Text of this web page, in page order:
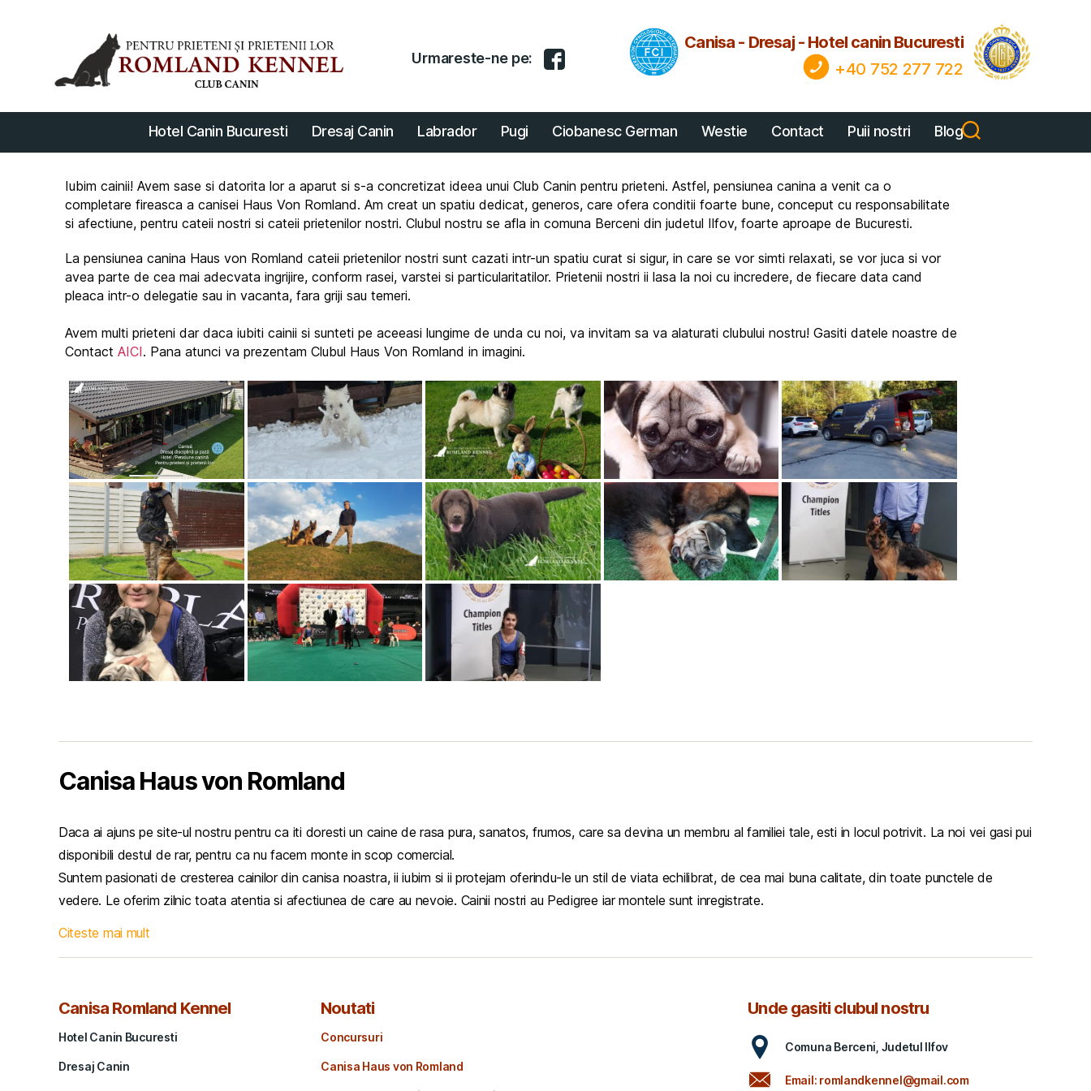
si
Club
Canisa
Bucuresti
Urmareste-ne pe:
Canisa - Dresaj - Hotel canin Bucuresti
+40 752 277 722
Hotel Canin Bucuresti Dresaj Canin Labrador Pugi Ciobanesc German Westie Contact Puii nostri Blog
Iubim cainii! Avem sase si datorita lor a aparut si s-a concretizat ideea unui Club Canin pentru prieteni. Astfel, pensiunea canina a venit ca o
completare fireasca a canisei Haus Von Romland. Am creat un spatiu dedicat, generos, care ofera conditii foarte bune, conceput cu responsabilitate
si afectiune, pentru cateii nostri si cateii prietenilor nostri. Clubul nostru se afla in comuna Berceni din judetul Ilfov, foarte aproape de Bucuresti.
La pensiunea canina Haus von Romland cateii prietenilor nostri sunt cazati intr-un spatiu curat si sigur, in care se vor simti relaxati, se vor juca si vor
avea parte de cea mai adecvata ingrijire, conform rasei, varstei si particularitatilor. Prietenii nostri ii lasa la noi cu incredere, de fiecare data cand
pleaca intr-o delegatie sau in vacanta, fara griji sau temeri.
Avem multi prieteni dar daca iubiti cainii si sunteti pe aceeasi lungime de unda cu noi, va invitam sa va alaturati clubului nostru! Gasiti datele noastre de
Contact AICI. Pana atunci va prezentam Clubul Haus Von Romland in imagini.
Canisa Haus von Romland
Daca ai ajuns pe site-ul nostru pentru ca iti doresti un caine de rasa pura, sanatos, frumos, care sa devina un membru al familiei tale, esti in locul potrivit. La noi vei gasi pui
disponibili destul de rar, pentru ca nu facem monte in scop comercial.
Suntem pasionati de cresterea cainilor din canisa noastra, ii iubim si ii protejam oferindu-le un stil de viata echilibrat, de cea mai buna calitate, din toate punctele de
vedere. Le oferim zilnic toata atentia si afectiunea de care au nevoie. Cainii nostri au Pedigree iar montele sunt inregistrate.
Citeste mai mult
Canisa Romland Kennel
Hotel Canin Bucuresti
Dresaj Canin
Noutati
Concursuri
Canisa Haus von Romland
Unde gasiti clubul nostru
Comuna Berceni, Judetul Ilfov
Email: romlandkennel@gmail.com